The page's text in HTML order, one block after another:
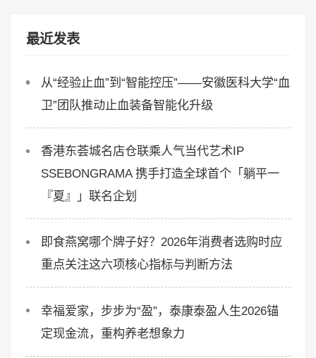
最近发表
从“经验止血”到“智能控压”——安徽医科大学“血
卫”团队推动止血装备智能化升级
香港东荟城名店仓联乘人气当代艺术IP
SSEBONGRAMA 携手打造全球首个「躺平一
『夏』」联名企划
即食燕窝哪个牌子好？2026年消费者选购时应
重点关注这六项核心指标与判断方法
幸福爱家，步步为“盈”，泰康泰盈人生2026锚
定现金流，重构养老想象力